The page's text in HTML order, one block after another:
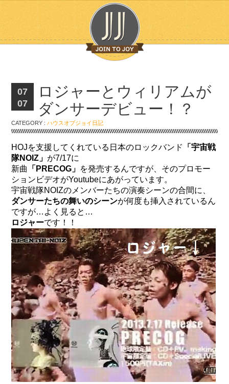
07
07
ロジャーとウィリアムが
ダンサーデビュー！？
CATEGORY :ハウスオブジョイ日記
HOJを支援してくれている日本のロックバンド
「宇宙戦
隊NOIZ」 が7/17に
新曲
「PRECOG」 を発売するんですが、そのプロモー
ションビデオがYoutubeにあがっています。
宇宙戦隊NOIZのメンバーたちの演奏シーンの合間に、
ダンサーたちの舞いのシーンが何度も挿入されているん
ですが…よく見ると…
ロジャーです！！